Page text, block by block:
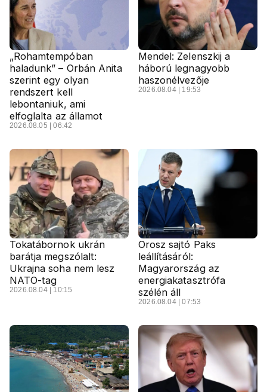
„Rohamtempóban
haladunk” – Orbán Anita
szerint egy olyan
rendszert kell
lebontaniuk, ami
elfoglalta az államot
2026.08.05 | 06:42
Mendel: Zelenszkij a
háború legnagyobb
haszonélvezője
2026.08.04 | 19:53
Tokatábornok ukrán
barátja megszólalt:
Ukrajna soha nem lesz
NATO-tag
2026.08.04 | 10:15
Orosz sajtó Paks
leállításáról:
Magyarország az
energiakatasztrófa
szélén áll
2026.08.04 | 07:53